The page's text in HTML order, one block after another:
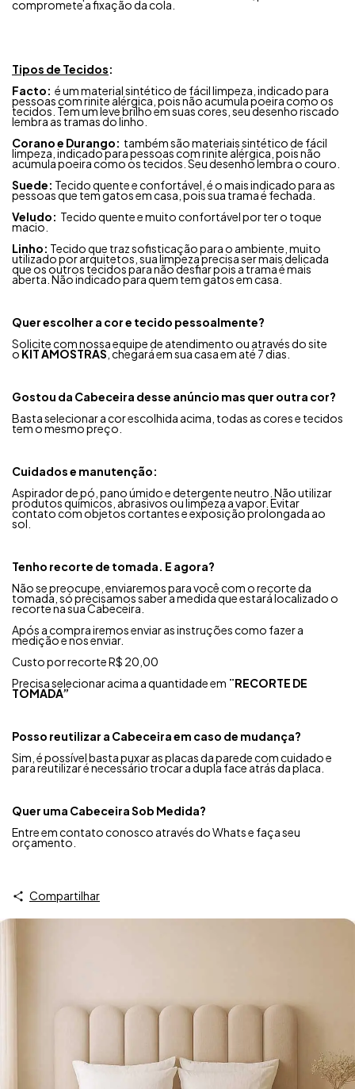
compromete a fixação da cola.
Tipos de Tecidos:
Facto: é um material sintético de fácil limpeza, indicado para
pessoas com rinite alérgica, pois não acumula poeira como os
tecidos. Tem um leve brilho em suas cores, seu desenho riscado
lembra as tramas do linho.
Corano e Durango: também são materiais sintético de fácil
limpeza, indicado para pessoas com rinite alérgica, pois não
acumula poeira como os tecidos. Seu desenho lembra o couro.
Suede: Tecido quente e confortável, é o mais indicado para as
pessoas que tem gatos em casa, pois sua trama é fechada.
Veludo: Tecido quente e muito confortável por ter o toque
macio.
Linho: Tecido que traz sofisticação para o ambiente, muito
utilizado por arquitetos, sua limpeza precisa ser mais delicada
que os outros tecidos para não desfiar pois a trama é mais
aberta. Não indicado para quem tem gatos em casa.
Quer escolher a cor e tecido pessoalmente?
Solicite com nossa equipe de atendimento ou através do site
o KIT AMOSTRAS , chegará em sua casa em até 7 dias.
Gostou da Cabeceira desse anúncio mas quer outra cor?
Basta selecionar a cor escolhida acima, todas as cores e tecidos
tem o mesmo preço.
Cuidados e manutenção:
Aspirador de pó, pano úmido e detergente neutro. Não utilizar
produtos químicos, abrasivos ou limpeza a vapor. Evitar
contato com objetos cortantes e exposição prolongada ao
sol.
Tenho recorte de tomada. E agora?
Não se preocupe, enviaremos para você com o recorte da
tomada, só precisamos saber a medida que estará localizado o
recorte na sua Cabeceira.
Após a compra iremos enviar as instruções como fazer a
medição e nos enviar.
Custo por recorte R$ 20,00
Precisa selecionar acima a quantidade em ¨RECORTE DE
TOMADA”
Posso reutilizar a Cabeceira em caso de mudança?
Sim, é possível basta puxar as placas da parede com cuidado e
para reutilizar é necessário trocar a dupla face atrás da placa.
Quer uma Cabeceira Sob Medida?
Entre em contato conosco através do Whats e faça seu
orçamento.
Compartilhar